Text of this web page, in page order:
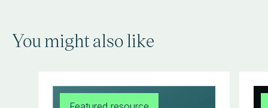
You might also like